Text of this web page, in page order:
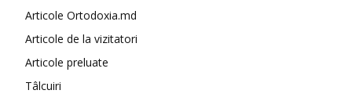
Articole Ortodoxia.md
Articole de la vizitatori
Articole preluate
Tâlcuiri